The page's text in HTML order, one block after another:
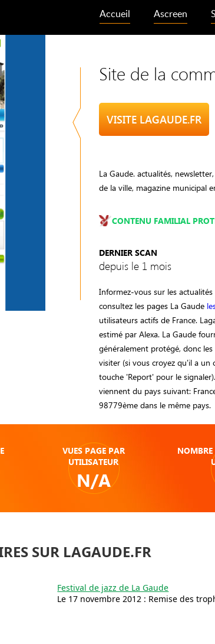
Accueil Ascreen
Site de la
VISITE LAGAUDE.FR
La Gaude. actualités,
de la ville, magazine municipal
CONTENU FAMILIAL
DERNIER SCAN
depuis le 1 mois
Informez-vous sur les
consultez les pages La Gaude
utilisateurs actifs de France.
estimé par Alexa. La Gaude
généralement protégé, donc
visiter (si vous croyez qu'il a
touche 'Report' pour le
viennent du pays suivant:
98779ème dans le même pays.
VUES PAGE PAR
UTILISATEUR
N/A
NOMBRE
SUR LAGAUDE.FR
Festival de jazz de La Gaude
Le 17 novembre 2012 : Remise des